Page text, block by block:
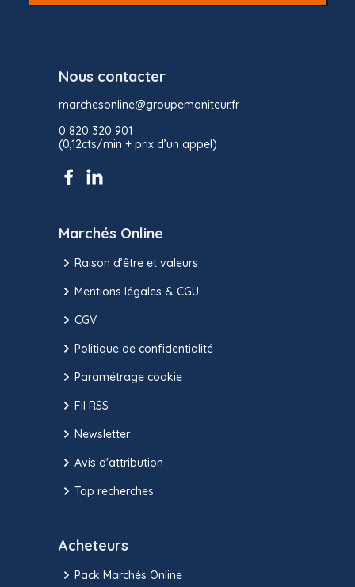
Nous contacter
marchesonline@groupemoniteur.fr
0 820 320 901
(0,12cts/min + prix d’un appel)
Marchés Online
Raison d’être et valeurs
Mentions légales & CGU
CGV
Politique de confidentialité
Paramétrage cookie
Fil RSS
Newsletter
Avis d'attribution
Top recherches
Acheteurs
Pack Marchés Online